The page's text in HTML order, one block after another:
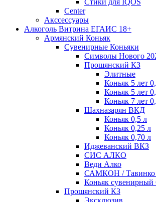
Стики для IQOS
Сenter
Акссессуары
Алкоголь Витрина ЕГАИС 18+
Армянский Коньяк
Сувенирные Коньяки
Символы Нового
Прошянский КЗ
Элитные
Коньяк 5 лет
Коньяк 5 лет
Коньяк 7 лет
Шахназарян ВКД
Коньяк 0,5 л
Коньяк 0,25 л
Коньяк 0,70 л
Иджеванский ВКЗ
СИС АЛКО
Веди Алко
САМКОН /
Коньяк сувенирный
Прошянский КЗ
Эксклюзив